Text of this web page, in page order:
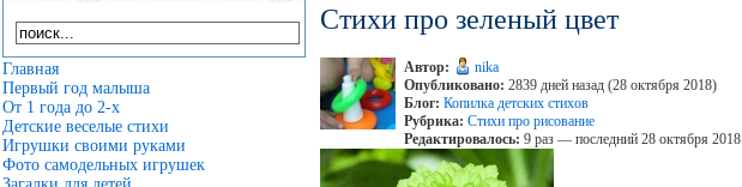
Главная
Первый год малыша
От 1 года до 2-х
Детские веселые стихи
Игрушки своими руками
Фото самодельных игрушек
Стихи про зеленый цвет
Автор:
nika
Опубликовано: 2839 дней назад (28 октября 2018)
Блог: Копилка детских стихов
Рубрика: Стихи про рисование
Редактировалось: 9 раз — последний 28 октября 2018